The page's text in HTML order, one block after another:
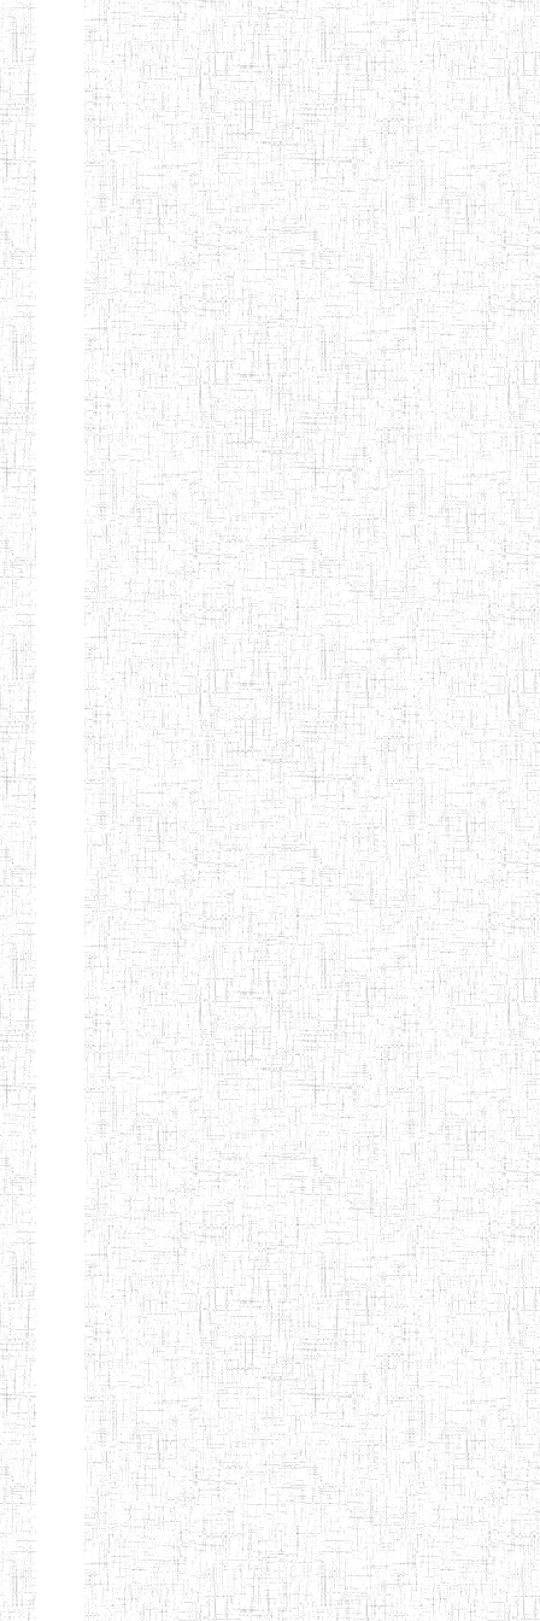
Afficher Page 12 sur 13 Total: 307
Début Préc. 4 5 6 7 8
9
13
Suivant Fin
BAFOUSSAM
ENIET DE
BAFOUSSAM-
BALENG
13/08/2013 ENIET Public
ENIEG DE
BANGANTE
02/05/2001 ENIEG Public
ENIEG DE
FOUMBAN
26/08/1975 ENIEG Public
ENIEG DE
SANGMELIMA
30/06/1984 ENIEG Public
ENBIEG
D'EBOLOWA
01/01/1975 ENIEG Public
ENIET
D'EBOLOWA
04/10/2012 ENIET Public
ENIEG DE
KRIBI
01/09/1986 ENIEG Public
ENIEG DE
MVENGUE
08/09/2003 ENIEG Public
ENIEG
D'AMBAM
02/05/2001 ENIEG Public
GTTC BUEA 15/09/1986 ENIEG Public
GTTC LIMBE 08/09/2003 ENIEG Public
Etablissements
d'enseignement
secondaire
technique